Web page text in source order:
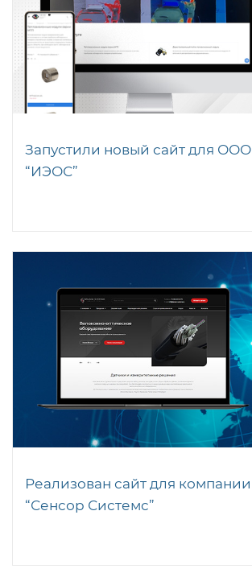
Запустили новый сайт для ООО
“ИЭОС”
Реализован сайт для компании
“Сенсор Системс”